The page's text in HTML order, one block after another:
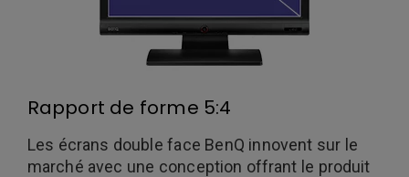
Rapport de forme 5:4
Les écrans double face BenQ innovent sur le
marché avec une conception offrant le produit